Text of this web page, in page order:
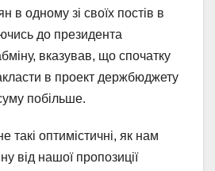
в одному зі своїх постів в
до президента
вказував, що спочатку
в проект держбюджету
побільше.
такі оптимістичні, як нам
від нашої пропозиції